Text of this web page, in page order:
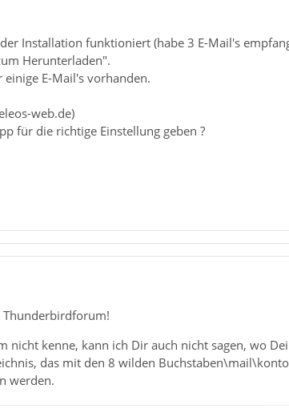
Installation funktioniert (habe 3 E-Mail's
Herunterladen".
E-Mail's vorhanden.
web.de)
für die richtige Einstellung geben ?
nicht kenne, kann ich Dir auch nicht sagen, wo
das mit den 8 wilden
werden.